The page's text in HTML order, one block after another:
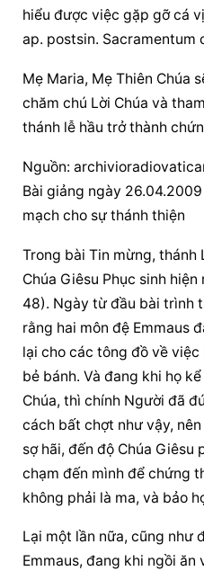
hiểu được việc gặp gỡ cá
ap. postsin. Sacramentum
Mẹ Maria, Mẹ Thiên Chúa
chăm chú Lời Chúa và
thánh lễ hầu trở thành
Bài giảng ngày 26.04.2009
mạch cho sự thánh thiện
Chúa Giêsu Phục sinh hiện
48). Ngày từ đầu bài trình
rằng hai môn đệ Emmaus
lại cho các tông đồ về việc
bẻ bánh. Và đang khi họ
Chúa, thì chính Người đã
cách bất chợt như vậy,
sợ hãi, đến độ Chúa Giêsu
chạm đến mình để chứng
không phải là ma, và bảo
Lại một lần nữa, cũng như
Emmaus, đang khi ngồi ăn